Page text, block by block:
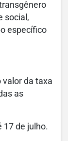
social,
específico
valor da taxa
as
17 de julho.